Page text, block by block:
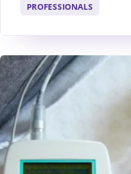
PROFESSIONALS